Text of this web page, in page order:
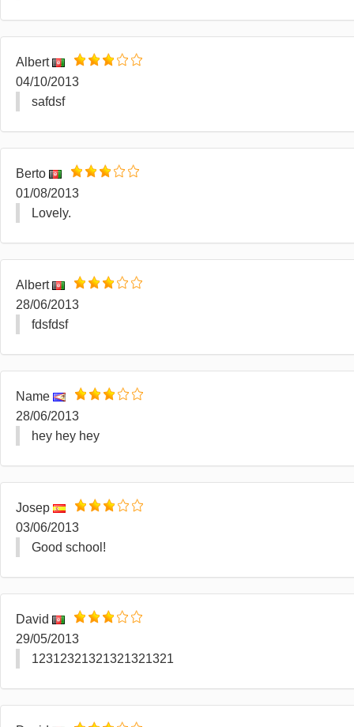
Albert
04/10/2013
safdsf
Berto
01/08/2013
Lovely.
Albert
28/06/2013
fdsfdsf
Name
28/06/2013
hey hey hey
Josep
03/06/2013
Good school!
David
29/05/2013
12312321321321321321